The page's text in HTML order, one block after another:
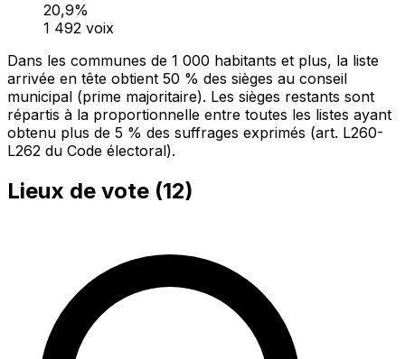
20,9%
1 492 voix
Dans les communes de 1 000 habitants et plus, la liste
arrivée en tête obtient 50 % des sièges au conseil
municipal (prime majoritaire). Les sièges restants sont
répartis à la proportionnelle entre toutes les listes ayant
obtenu plus de 5 % des suffrages exprimés (art. L260-
L262 du Code électoral).
Lieux de vote (12)